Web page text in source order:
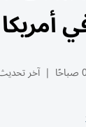
أمريكا
| آخر